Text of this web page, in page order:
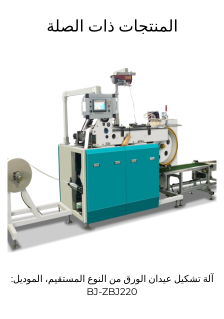
المنتجات ذات الصلة
آلة تشكيل عيدان الورق من النوع المستقيم، الموديل:
BJ-ZBJ220